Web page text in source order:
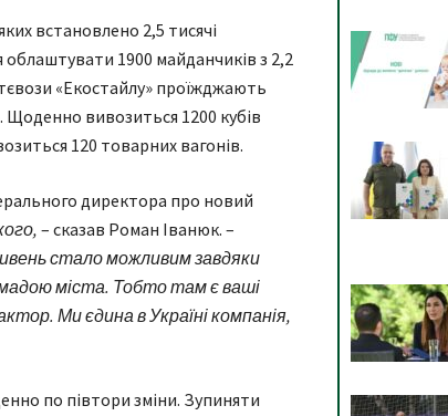
встановлено 2,5 тисячі
1900 майданчиків з 2,2
«Екостайлу» проїжджають
Щоденно вивозиться 1200 кубів
120 товарних вагонів.
директора про новий
– сказав Роман Іванюк. –
стало можливим завдяки
міста. Тобто там є ваші
Ми єдина в Україні компанія,
по півтори зміни. Зупиняти